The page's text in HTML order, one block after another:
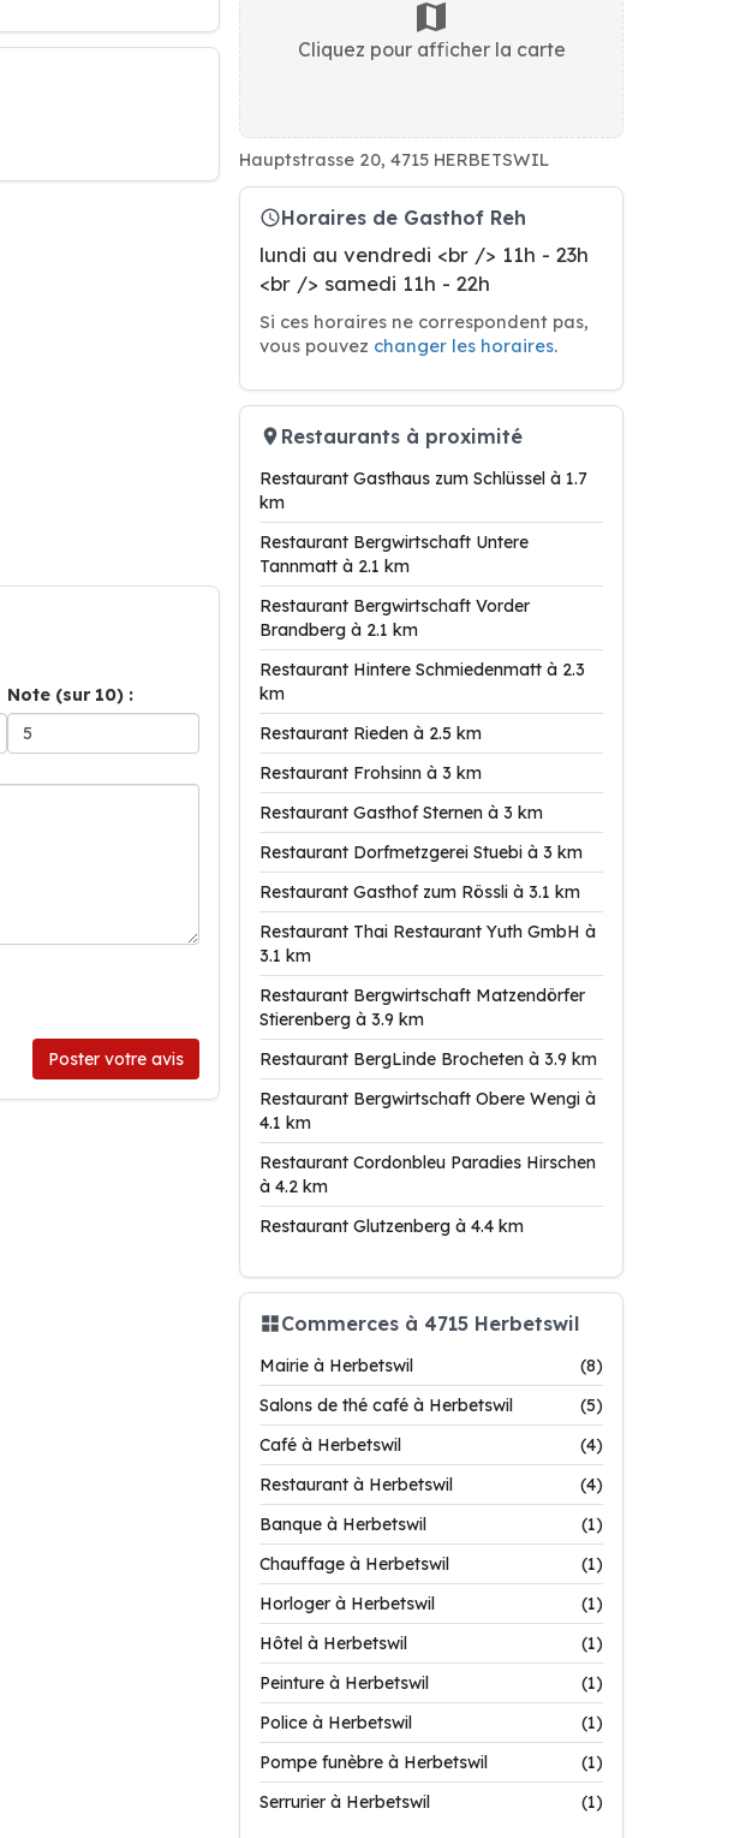
Note (sur 10) :
Poster votre avis
Cliquez pour afficher la carte
Hauptstrasse 20, 4715 HERBETSWIL
Horaires de Gasthof Reh
lundi au vendredi <br /> 11h - 23h
<br /> samedi 11h - 22h
Si ces horaires ne correspondent pas,
vous pouvez changer les horaires.
Restaurants à proximité
Restaurant Gasthaus zum Schlüssel à 1.7
km
Restaurant Bergwirtschaft Untere
Tannmatt à 2.1 km
Restaurant Bergwirtschaft Vorder
Brandberg à 2.1 km
Restaurant Hintere Schmiedenmatt à 2.3
km
Restaurant Rieden à 2.5 km
Restaurant Frohsinn à 3 km
Restaurant Gasthof Sternen à 3 km
Restaurant Dorfmetzgerei Stuebi à 3 km
Restaurant Gasthof zum Rössli à 3.1 km
Restaurant Thai Restaurant Yuth GmbH à
3.1 km
Restaurant Bergwirtschaft Matzendörfer
Stierenberg à 3.9 km
Restaurant BergLinde Brocheten à 3.9 km
Restaurant Bergwirtschaft Obere Wengi à
4.1 km
Restaurant Cordonbleu Paradies Hirschen
à 4.2 km
Restaurant Glutzenberg à 4.4 km
Commerces à 4715 Herbetswil
Mairie à Herbetswil
(8)
Salons de thé café à Herbetswil
(5)
Café à Herbetswil
(4)
Restaurant à Herbetswil
(4)
Banque à Herbetswil
(1)
Chauffage à Herbetswil
(1)
Horloger à Herbetswil
(1)
Hôtel à Herbetswil
(1)
Peinture à Herbetswil
(1)
Police à Herbetswil
(1)
Pompe funèbre à Herbetswil
(1)
Serrurier à Herbetswil
(1)